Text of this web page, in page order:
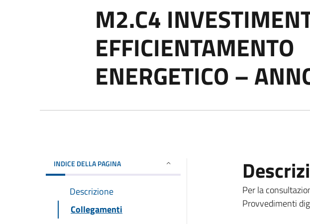
M2.C4
EFFICIENTAMENTO
ENERGETICO –
INDICE DELLA PAGINA
Descrizione
Collegamenti
Per la
Provvedimenti